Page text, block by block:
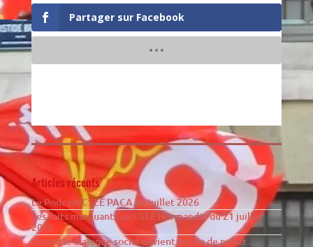
Partager sur Facebook
Articles récents
Le Podcast CSEE PACA de juillet 2026
Les faits marquants au CSEE Normandie du 21 juillet
2026
Quand le dialogue social devient un jeu de poker…